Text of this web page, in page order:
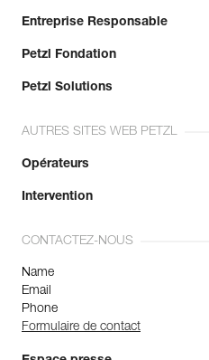
Entreprise Responsable
Petzl Fondation
Petzl Solutions
AUTRES SITES WEB PETZL
Opérateurs
Intervention
CONTACTEZ-NOUS
Name
Email
Phone
Formulaire de contact